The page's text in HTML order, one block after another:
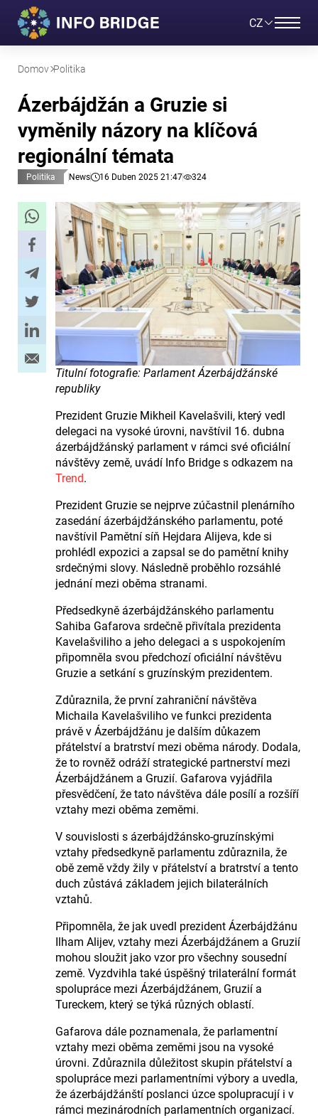
CZ
Domov Politika
Ázerbájdžán a Gruzie si
vyměnily názory na klíčová
regionální témata
Politika News 16 Duben 2025 21:47 324
Titulní fotografie: Parlament Ázerbájdžánské
republiky
Prezident Gruzie Mikheil Kavelašvili, který vedl
delegaci na vysoké úrovni, navštívil 16. dubna
ázerbájdžánský parlament v rámci své oficiální
návštěvy země, uvádí Info Bridge s odkazem na
Trend.
Prezident Gruzie se nejprve zúčastnil plenárního
zasedání ázerbájdžánského parlamentu, poté
navštívil Pamětní síň Hejdara Alijeva, kde si
prohlédl expozici a zapsal se do pamětní knihy
srdečnými slovy. Následně proběhlo rozsáhlé
jednání mezi oběma stranami.
Předsedkyně ázerbájdžánského parlamentu
Sahiba Gafarova srdečně přivítala prezidenta
Kavelašviliho a jeho delegaci a s uspokojením
připomněla svou předchozí oficiální návštěvu
Gruzie a setkání s gruzínským prezidentem.
Zdůraznila, že první zahraniční návštěva
Michaila Kavelašviliho ve funkci prezidenta
právě v Ázerbájdžánu je dalším důkazem
přátelství a bratrství mezi oběma národy. Dodala,
že to rovněž odráží strategické partnerství mezi
Ázerbájdžánem a Gruzií. Gafarova vyjádřila
přesvědčení, že tato návštěva dále posílí a rozšíří
vztahy mezi oběma zeměmi.
V souvislosti s ázerbájdžánsko-gruzínskými
vztahy předsedkyně parlamentu zdůraznila, že
obě země vždy žily v přátelství a bratrství a tento
duch zůstává základem jejich bilaterálních
vztahů.
Připomněla, že jak uvedl prezident Ázerbájdžánu
Ilham Alijev, vztahy mezi Ázerbájdžánem a Gruzií
mohou sloužit jako vzor pro všechny sousední
země. Vyzdvihla také úspěšný trilaterální formát
spolupráce mezi Ázerbájdžánem, Gruzií a
Tureckem, který se týká různých oblastí.
Gafarova dále poznamenala, že parlamentní
vztahy mezi oběma zeměmi jsou na vysoké
úrovni. Zdůraznila důležitost skupin přátelství a
spolupráce mezi parlamentními výbory a uvedla,
že ázerbájdžánští poslanci úzce spolupracují i v
rámci mezinárodních parlamentních organizací.